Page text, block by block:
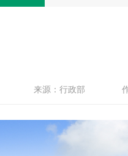
来源：行政部